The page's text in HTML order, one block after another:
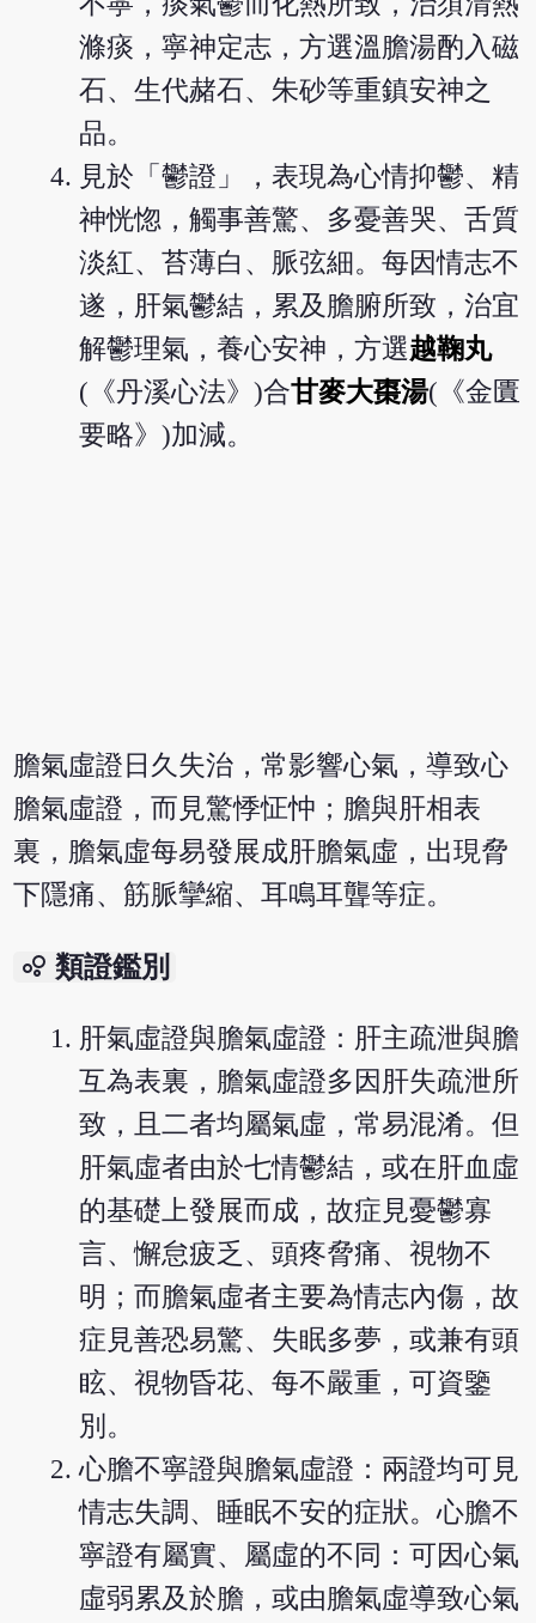
滌痰，寧神定志，方選溫膽湯酌入磁
石、生代赭石、朱砂等重鎮安神之
品。
見於「鬱證」，表現為心情抑鬱、精
神恍惚，觸事善驚、多憂善哭、舌質
淡紅、苔薄白、脈弦細。每因情志不
遂，肝氣鬱結，累及膽腑所致，治宜
解鬱理氣，養心安神，方選越鞠丸
(《丹溪心法》)合甘麥大棗湯(《金匱
要略》)加減。
膽氣虛證日久失治，常影響心氣，導致心
膽氣虛證，而見驚悸怔忡；膽與肝相表
裏，膽氣虛每易發展成肝膽氣虛，出現脅
下隱痛、筋脈攣縮、耳鳴耳聾等症。
bubble_chart 類證鑑別
肝氣虛證與膽氣虛證：肝主疏泄與膽
互為表裏，膽氣虛證多因肝失疏泄所
致，且二者均屬氣虛，常易混淆。但
肝氣虛者由於七情鬱結，或在肝血虛
的基礎上發展而成，故症見憂鬱寡
言、懈怠疲乏、頭疼脅痛、視物不
明；而膽氣虛者主要為情志內傷，故
症見善恐易驚、失眠多夢，或兼有頭
眩、視物昏花、每不嚴重，可資鑒
別。
心膽不寧證與膽氣虛證：兩證均可見
情志失調、睡眠不安的症狀。心膽不
寧證有屬實、屬虛的不同：可因心氣
虛弱累及於膽，或由膽氣虛導致心氣